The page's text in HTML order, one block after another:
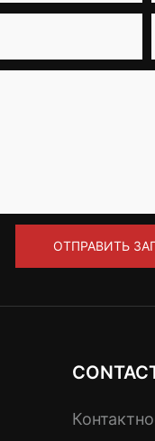
ОТПРАВИТЬ